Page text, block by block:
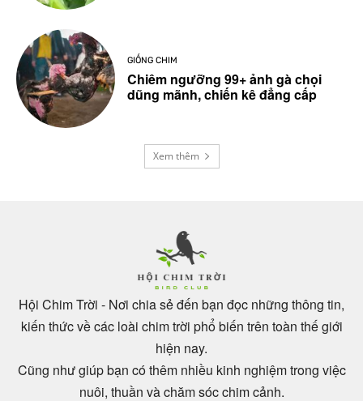
GIỐNG CHIM
Chiêm ngưỡng 99+ ảnh gà chọi
dũng mãnh, chiến kê đẳng cấp
Xem thêm
Hội Chim Trời - Nơi chia sẻ đến bạn đọc những thông tin,
kiến thức về các loài chim trời phổ biến trên toàn thế giới
hiện nay.
Cũng như giúp bạn có thêm nhiều kinh nghiệm trong việc
nuôi, thuần và chăm sóc chim cảnh.